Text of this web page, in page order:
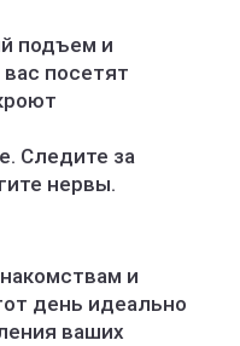
подъем и
посетят
Следите за
нервы.
и
день идеально
ваших